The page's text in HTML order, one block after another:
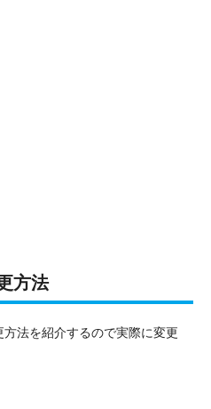
方法
法を紹介するので実際に変更